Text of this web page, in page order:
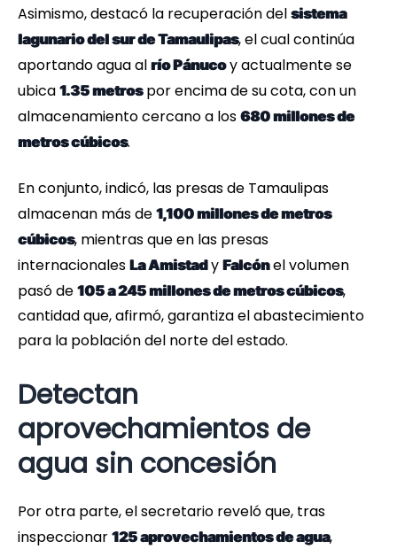
Asimismo, destacó la recuperación del sistema
lagunario del sur de Tamaulipas, el cual continúa
aportando agua al río Pánucoy actualmente se
ubica 1.35 metrospor encima de su cota, con un
almacenamiento cercano a los 680 millones de
metros cúbicos.
En conjunto, indicó, las presas de Tamaulipas
almacenan más de 1,100 millones de metros
cúbicos, mientras que en las presas
internacionales La Amistady Falcónel volumen
pasó de 105 a 245 millones de metros cúbicos,
cantidad que, afirmó, garantiza el abastecimiento
para la población del norte del estado.
Detectan
aprovechamientos de
agua sin concesión
Por otra parte, el secretario reveló que, tras
inspeccionar 125 aprovechamientos de agua,